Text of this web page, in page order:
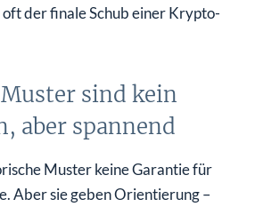
oft der finale Schub einer Krypto-
sind kein
aber spannend
Muster keine Garantie für
Aber sie geben Orientierung –